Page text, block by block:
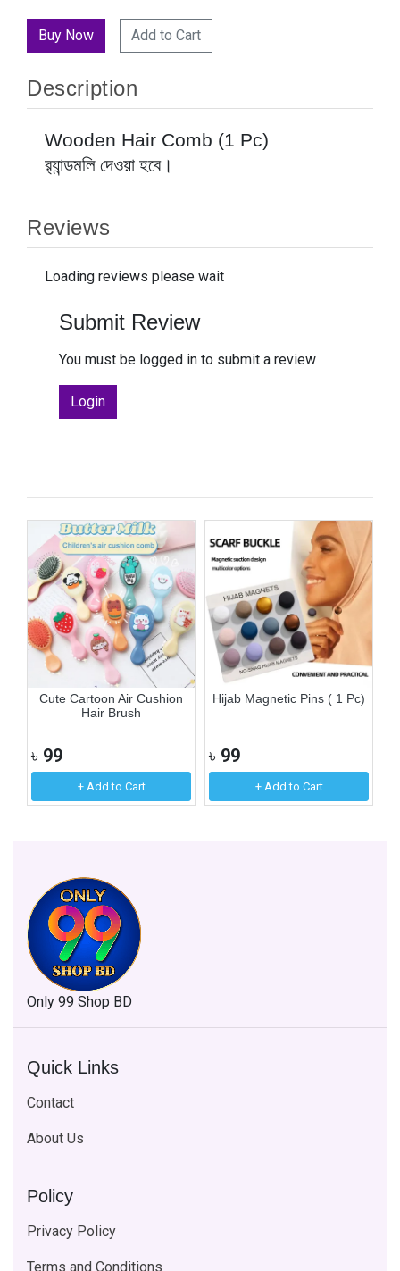
Add to Cart
Description
Wooden Hair Comb (1 Pc)
র‍্যান্ডমলি দেওয়া হবে।
Reviews
Loading reviews please wait
Submit Review
You must be logged in to submit a review
Login
Cute Cartoon Air Cushion
Hair Brush
৳ 99
+ Add to Cart
Hijab Magnetic Pins ( 1 Pc)
৳ 99
+ Add to Cart
Only 99 Shop BD
Quick Links
Contact
About Us
Policy
Privacy Policy
Terms and Conditions